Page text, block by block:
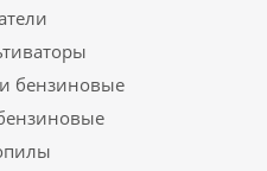
бензиновые